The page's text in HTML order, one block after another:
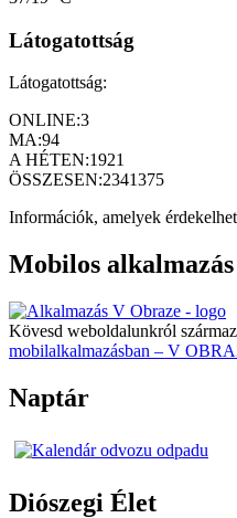
Látogatottság
Látogatottság:
ONLINE:3
MA:94
A HÉTEN:1921
ÖSSZESEN:2341375
Információk, amelyek
Mobilos alkalmazás
Kövesd weboldalunkról
mobilalkalmazásban – V
Naptár
Diószegi Élet